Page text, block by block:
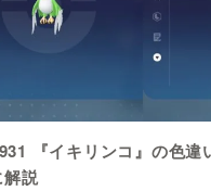
『イキリンコ』の色違
解説